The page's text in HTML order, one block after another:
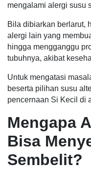
mengalami alergi susu
Bila dibiarkan berlarut,
alergi lain yang
hingga mengganggu
tubuhnya, akibat
Untuk mengatasi
beserta pilihan susu
pencernaan Si Kecil di
Mengapa
Bisa
Sembelit?